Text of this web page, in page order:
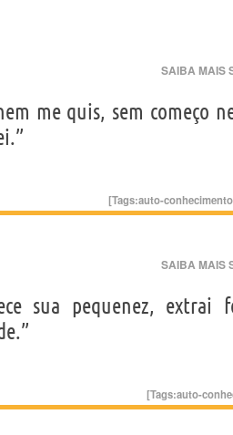
SAIBA MAIS
me quis, sem começo
[Tags:auto-conhecimento
SAIBA MAIS
sua pequenez, extrai
[Tags:auto-